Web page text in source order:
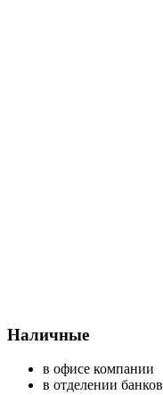
Наличные
в офисе компании
в отделении